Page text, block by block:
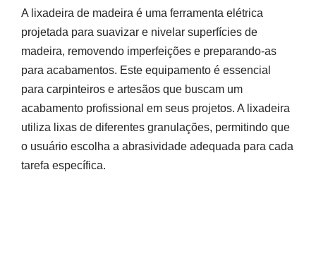
A lixadeira de madeira é uma ferramenta elétrica
projetada para suavizar e nivelar superfícies de
madeira, removendo imperfeições e preparando-as
para acabamentos. Este equipamento é essencial
para carpinteiros e artesãos que buscam um
acabamento profissional em seus projetos. A lixadeira
utiliza lixas de diferentes granulações, permitindo que
o usuário escolha a abrasividade adequada para cada
tarefa específica.